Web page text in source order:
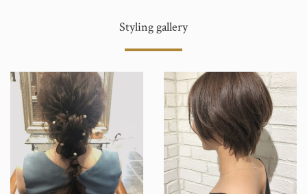
Styling gallery